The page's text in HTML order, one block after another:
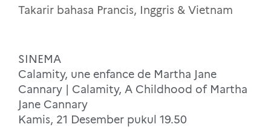
Takarir bahasa Prancis, Inggris & Vietnam
SINEMA
Calamity, une enfance de Martha Jane
Cannary | Calamity, A Childhood of Martha
Jane Cannary
Kamis, 21 Desember pukul 19.50